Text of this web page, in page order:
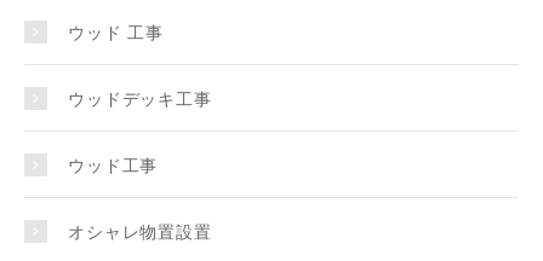
ウッド 工事
ウッドデッキ工事
ウッド工事
オシャレ物置設置